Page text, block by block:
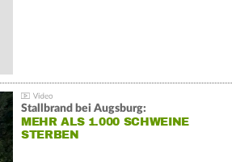
Stallbrand bei Augsburg:
MEHR ALS 1.000 SCHWEINE
STERBEN